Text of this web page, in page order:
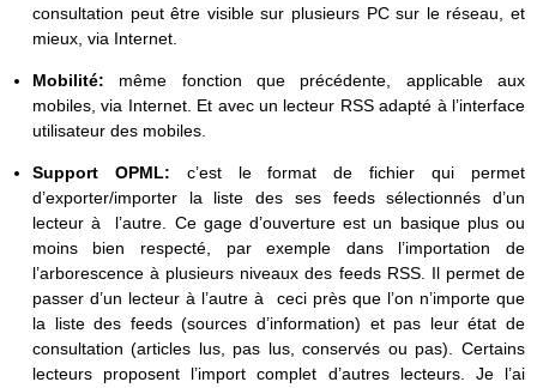
consultation peut être visible sur plusieurs PC sur le réseau, et
mieux, via Internet.
Mobilité: même fonction que précédente, applicable aux
mobiles, via Internet. Et avec un lecteur RSS adapté à l’interface
utilisateur des mobiles.
Support OPML: c’est le format de fichier qui permet
d’exporter/importer la liste des ses feeds sélectionnés d’un
lecteur à l’autre. Ce gage d’ouverture est un basique plus ou
moins bien respecté, par exemple dans l’importation de
l’arborescence à plusieurs niveaux des feeds RSS. Il permet de
passer d’un lecteur à l’autre à ceci près que l’on n’importe que
la liste des feeds (sources d’information) et pas leur état de
consultation (articles lus, pas lus, conservés ou pas). Certains
lecteurs proposent l’import complet d’autres lecteurs. Je l’ai